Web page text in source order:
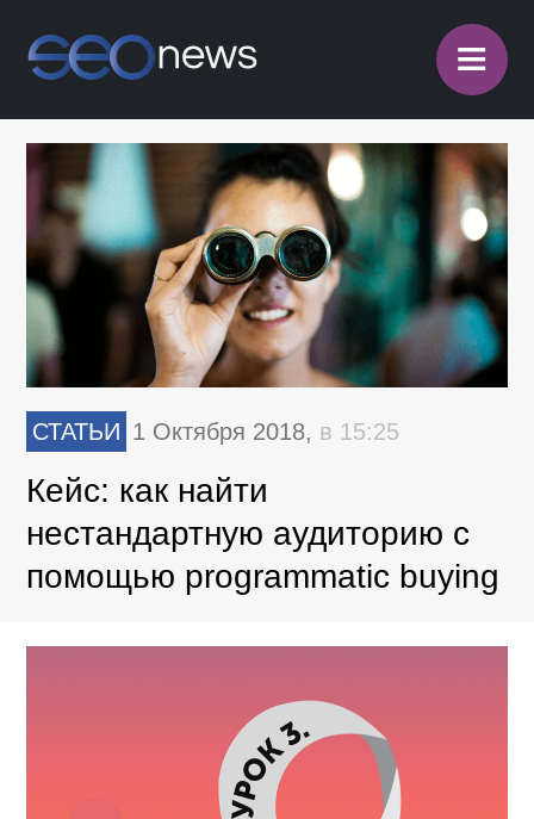
≡
СТАТЬИ 1 Октября 2018, в 15:25
Кейс: как найти
нестандартную аудиторию с
помощью programmatic buying